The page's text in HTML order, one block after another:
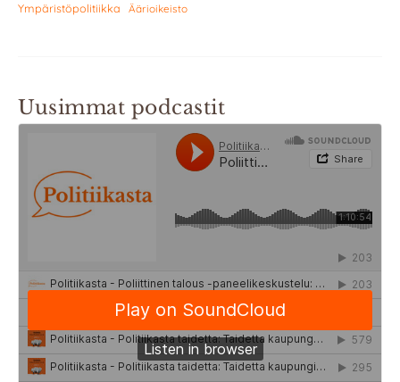
Ympäristöpolitiikka Äärioikeisto
Uusimmat podcastit